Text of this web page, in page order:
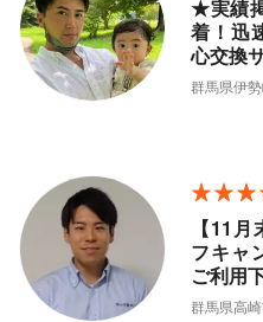
★実績
着！迅
心交換
群馬県伊
【11
フキャ
ご利用
群馬県高